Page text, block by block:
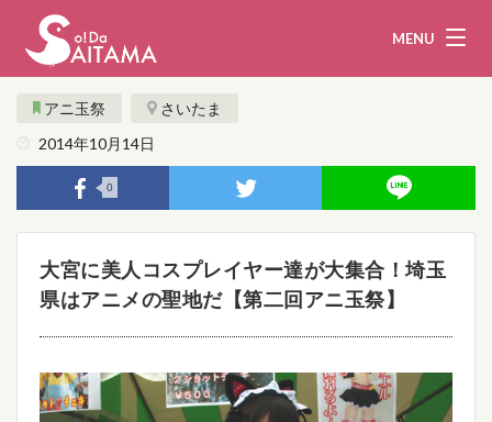
MENU
娯楽・観光
企業・団体 教育・医療
行政 まとめ！
地域から探す
募集！ お問い合わせ
アニ玉祭
さいたま
2014年10月14日
0
大宮に美人コスプレイヤー達が大集合！埼玉
県はアニメの聖地だ【第二回アニ玉祭】